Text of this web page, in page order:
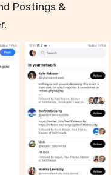
Postings &